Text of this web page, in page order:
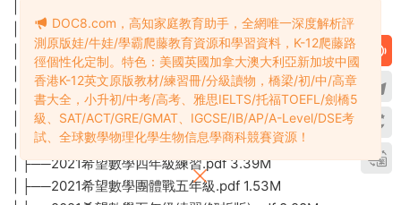
| ├──2021希望數學個人戰五年級.pdf 1.17M
| ├──2021希望數學六年級練習(解析版).pdf 8.99M
| ├──2021希望數學六年級練習.pdf 3.80M
| ├──2021希望數學三年級練習(解析版).pdf 7.01M
| ├──2021希望數學三年級練習.pdf 3.31M
| ├──2021希望數學四年級練習(解析版).pdf 7.45M
| ├──2021希望數學四年級練習.pdf 3.39M
| ├──2021希望數學團體戰五年級.pdf 1.53M
DOC8.com，高知家庭教育助手，全網唯一深度解析評
測原版娃/牛娃/學霸爬藤教育資源和學習資料，K-12爬藤路
徑個性化定制。特色：美國英國加拿大澳大利亞新加坡中國
香港K-12英文原版教材/練習冊/分級讀物，橋梁/初/中/高章
書大全，小升初/中考/高考、雅思IELTS/托福TOEFL/劍橋5
級、SAT/ACT/GRE/GMAT、IGCSE/IB/AP/A-Level/DSE考
試、全球數學物理化學生物信息學商科競賽資源！